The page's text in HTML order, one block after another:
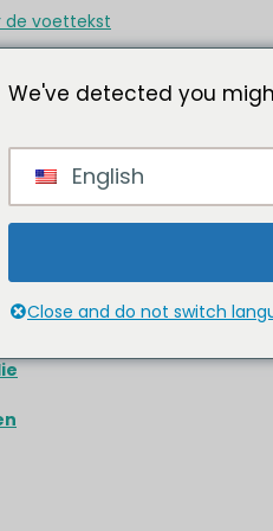
de voettekst
We've detected you
English
Close and do not switch